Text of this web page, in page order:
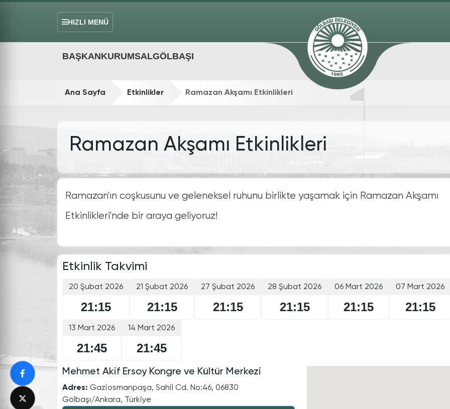
HIZLI MENÜ
BAŞKANKURUMSALGÖLBAŞI
Ana Sayfa Etkinlikler Ramazan Akşamı Etkinlikleri
Ramazan Akşamı Etkinlikleri
Ramazan'ın coşkusunu ve geleneksel ruhunu birlikte yaşamak için Ramazan Akşamı
Etkinlikleri'nde bir araya geliyoruz!
Etkinlik Takvimi
20 Şubat 2026
21:15
21 Şubat 2026
21:15
27 Şubat 2026
21:15
28 Şubat 2026
21:15
06 Mart 2026
21:15
07 Mart 2026
21:15
13 Mart 2026
21:45
14 Mart 2026
21:45
Mehmet Akif Ersoy Kongre ve Kültür Merkezi
Adres: Gaziosmanpaşa, Sahil Cd. No:46, 06830
Gölbaşı/Ankara, Türkiye